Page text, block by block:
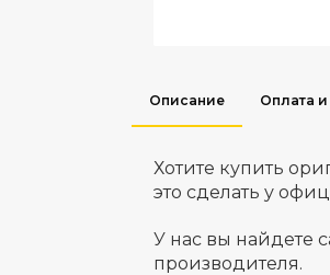
Описание Оплата
Хотите купить
это сделать у
У нас вы найдете
производителя.